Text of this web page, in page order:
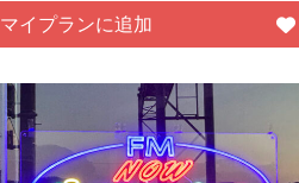
マイプランに追加